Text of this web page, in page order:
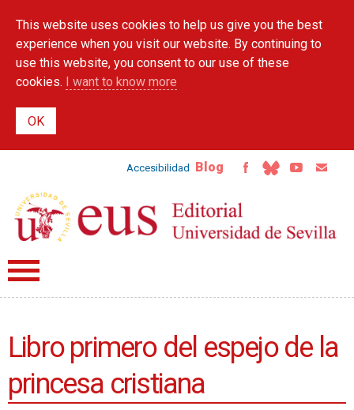
main
content
This website uses cookies to help us give you the best
experience when you visit our website. By continuing to
use this website, you consent to our use of these
cookies. I want to know more
Accesibilidad Blog
Libro primero del espejo de la
princesa cristiana